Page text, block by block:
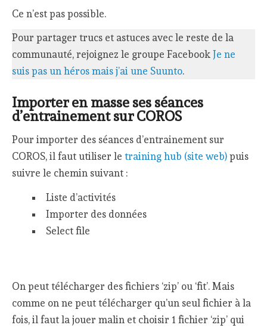
Ce n’est pas possible.
Pour partager trucs et astuces avec le reste de la
communauté, rejoignez le groupe FacebookJe ne
suis pas un héros mais j’ai une Suunto.
Importer en masse ses séances
d’entrainement sur COROS
Pour importer des séances d’entrainement sur
COROS, il faut utiliser letraining hub (site web) puis
suivre le chemin suivant :
Liste d’activités
Importer des données
Select file
On peut télécharger des fichiers ‘zip’ ou ‘fit’. Mais
comme on ne peut télécharger qu’un seul fichier à la
fois, il faut la jouer malin et choisir 1 fichier ‘zip’ qui